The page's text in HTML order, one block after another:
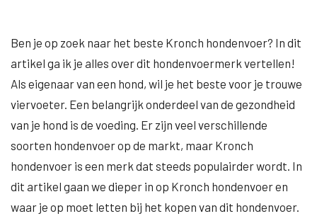
Ben je op zoek naar het beste Kronch hondenvoer? In dit
artikel ga ik je alles over dit hondenvoermerk vertellen!
Als eigenaar van een hond, wil je het beste voor je trouwe
viervoeter. Een belangrijk onderdeel van de gezondheid
van je hond is de voeding. Er zijn veel verschillende
soorten hondenvoer op de markt, maar Kronch
hondenvoer is een merk dat steeds populairder wordt. In
dit artikel gaan we dieper in op Kronch hondenvoer en
waar je op moet letten bij het kopen van dit hondenvoer.